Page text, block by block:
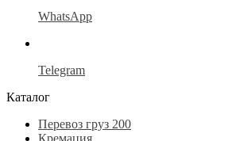
WhatsApp
Telegram
Каталог
Перевоз груз 200
Кремация